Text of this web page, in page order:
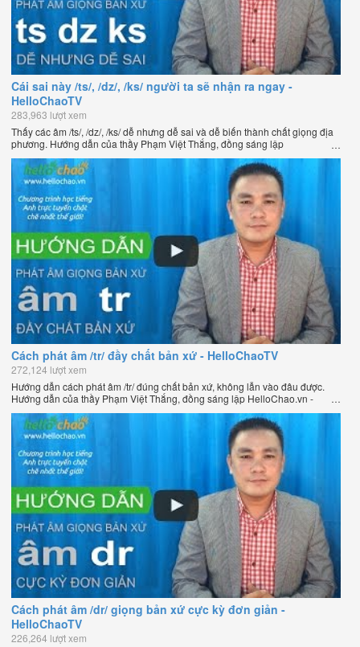
Cái sai này /ts/, /dz/, /ks/ người ta sẽ nhận ra ngay -
HelloChaoTV
283,963 lượt xem
Thấy các âm /ts/, /dz/, /ks/ dễ nhưng dễ sai và dễ biến thành chất giọng địa
phương. Hướng dẫn của thầy Phạm Việt Thắng, đồng sáng lập
HelloChao.vn - Chương trình dạy tiếng Anh trực tuyến chặt chẽ nhất thế
giới.
Cách phát âm /tr/ đầy chất bản xứ - HelloChaoTV
272,124 lượt xem
Hướng dẫn cách phát âm /tr/ đúng chất bản xứ, không lẫn vào đâu được.
Hướng dẫn của thầy Phạm Việt Thắng, đồng sáng lập HelloChao.vn -
Chương trình dạy tiếng Anh trực tuyến chặt chẽ nhất thế giới.
Cách phát âm /dr/ giọng bản xứ cực kỳ đơn giản -
HelloChaoTV
226,264 lượt xem